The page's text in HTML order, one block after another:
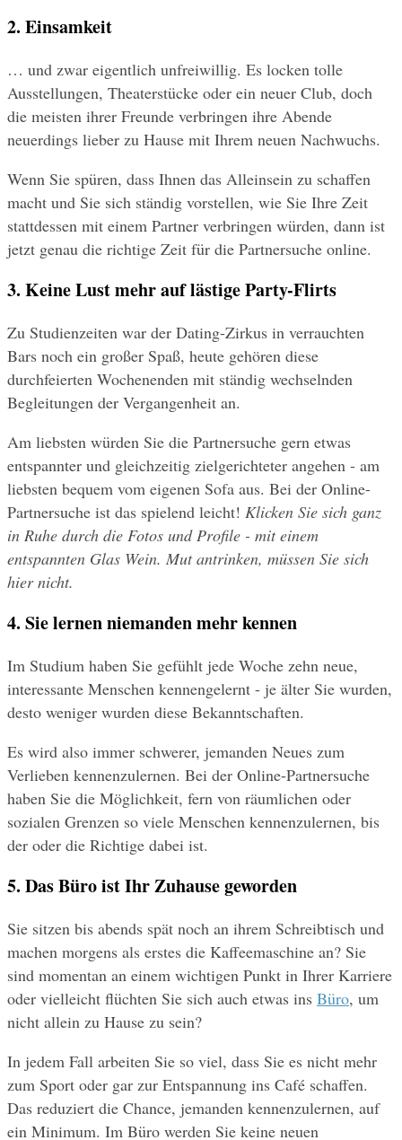
2. Einsamkeit
… und zwar eigentlich unfreiwillig. Es locken tolle
Ausstellungen, Theaterstücke oder ein neuer Club, doch
die meisten ihrer Freunde verbringen ihre Abende
neuerdings lieber zu Hause mit Ihrem neuen Nachwuchs.
Wenn Sie spüren, dass Ihnen das Alleinsein zu schaffen
macht und Sie sich ständig vorstellen, wie Sie Ihre Zeit
stattdessen mit einem Partner verbringen würden, dann ist
jetzt genau die richtige Zeit für die Partnersuche online.
3. Keine Lust mehr auf lästige Party-Flirts
Zu Studienzeiten war der Dating-Zirkus in verrauchten
Bars noch ein großer Spaß, heute gehören diese
durchfeierten Wochenenden mit ständig wechselnden
Begleitungen der Vergangenheit an.
Am liebsten würden Sie die Partnersuche gern etwas
entspannter und gleichzeitig zielgerichteter angehen - am
liebsten bequem vom eigenen Sofa aus. Bei der Online-
Partnersuche ist das spielend leicht! Klicken Sie sich ganz
in Ruhe durch die Fotos und Profile - mit einem
entspannten Glas Wein. Mut antrinken, müssen Sie sich
hier nicht.
4. Sie lernen niemanden mehr kennen
Im Studium haben Sie gefühlt jede Woche zehn neue,
interessante Menschen kennengelernt - je älter Sie wurden,
desto weniger wurden diese Bekanntschaften.
Es wird also immer schwerer, jemanden Neues zum
Verlieben kennenzulernen. Bei der Online-Partnersuche
haben Sie die Möglichkeit, fern von räumlichen oder
sozialen Grenzen so viele Menschen kennenzulernen, bis
der oder die Richtige dabei ist.
5. Das Büro ist Ihr Zuhause geworden
Sie sitzen bis abends spät noch an ihrem Schreibtisch und
machen morgens als erstes die Kaffeemaschine an? Sie
sind momentan an einem wichtigen Punkt in Ihrer Karriere
oder vielleicht flüchten Sie sich auch etwas ins Büro, um
nicht allein zu Hause zu sein?
In jedem Fall arbeiten Sie so viel, dass Sie es nicht mehr
zum Sport oder gar zur Entspannung ins Café schaffen.
Das reduziert die Chance, jemanden kennenzulernen, auf
ein Minimum. Im Büro werden Sie keine neuen